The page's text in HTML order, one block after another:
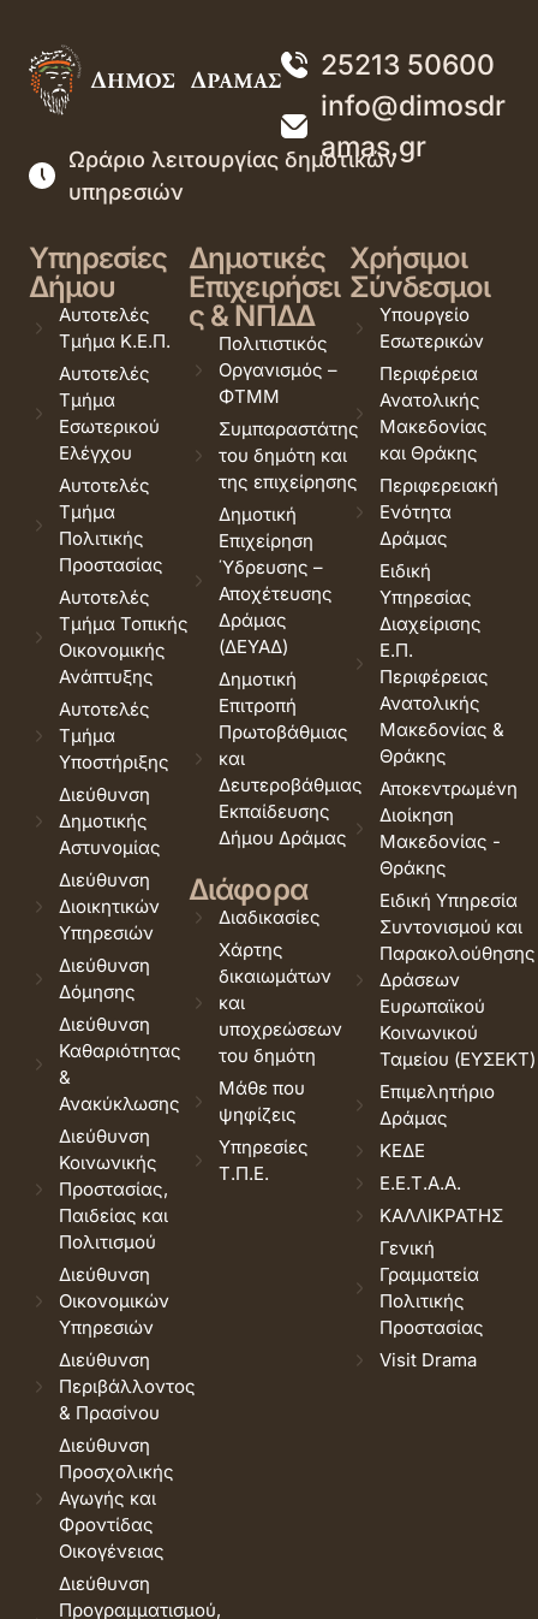
25213 50600
info@dimosdr
amas.gr
Ωράριο λειτουργίας δημοτικών
υπηρεσιών
Υπηρεσίες
Δήμου
Αυτοτελές
Τμήμα Κ.Ε.Π.
Αυτοτελές
Τμήμα
Εσωτερικού
Ελέγχου
Αυτοτελές
Τμήμα
Πολιτικής
Προστασίας
Αυτοτελές
Τμήμα Τοπικής
Οικονομικής
Ανάπτυξης
Αυτοτελές
Τμήμα
Υποστήριξης
Διεύθυνση
Δημοτικής
Αστυνομίας
Διεύθυνση
Διοικητικών
Υπηρεσιών
Διεύθυνση
Δόμησης
Διεύθυνση
Καθαριότητας
&
Ανακύκλωσης
Διεύθυνση
Κοινωνικής
Προστασίας,
Παιδείας και
Πολιτισμού
Διεύθυνση
Οικονομικών
Υπηρεσιών
Διεύθυνση
Περιβάλλοντος
& Πρασίνου
Διεύθυνση
Προσχολικής
Αγωγής και
Φροντίδας
Οικογένειας
Διεύθυνση
Προγραμματισμού,
Δημοτικές
Επιχειρήσει
ς & ΝΠΔΔ
Πολιτιστικός
Οργανισμός –
ΦΤΜΜ
Συμπαραστάτης
του δημότη και
της επιχείρησης
Δημοτική
Επιχείρηση
Ύδρευσης –
Αποχέτευσης
Δράμας
(ΔΕΥΑΔ)
Δημοτική
Επιτροπή
Πρωτοβάθμιας
και
Δευτεροβάθμιας
Εκπαίδευσης
Δήμου Δράμας
Διάφορα
Διαδικασίες
Χάρτης
δικαιωμάτων
και
υποχρεώσεων
του δημότη
Μάθε που
ψηφίζεις
Υπηρεσίες
Τ.Π.Ε.
Χρήσιμοι
Σύνδεσμοι
Υπουργείο
Εσωτερικών
Περιφέρεια
Ανατολικής
Μακεδονίας
και Θράκης
Περιφερειακή
Ενότητα
Δράμας
Ειδική
Υπηρεσίας
Διαχείρισης
Ε.Π.
Περιφέρειας
Ανατολικής
Μακεδονίας &
Θράκης
Αποκεντρωμένη
Διοίκηση
Μακεδονίας -
Θράκης
Ειδική Υπηρεσία
Συντονισμού και
Παρακολούθησης
Δράσεων
Ευρωπαϊκού
Κοινωνικού
Ταμείου (ΕΥΣΕΚΤ)
Επιμελητήριο
Δράμας
ΚΕΔΕ
Ε.Ε.Τ.Α.Α.
ΚΑΛΛΙΚΡΑΤΗΣ
Γενική
Γραμματεία
Πολιτικής
Προστασίας
Visit Drama